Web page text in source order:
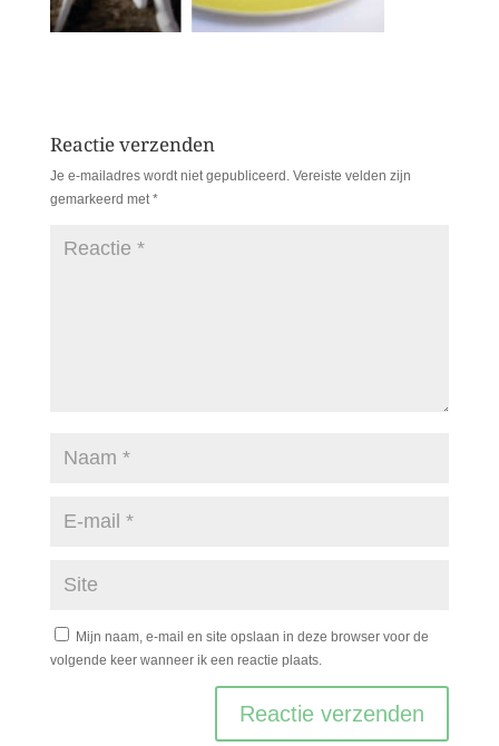
Reactie verzenden
Je e-mailadres wordt niet gepubliceerd. Vereiste velden zijn
gemarkeerd met*
Mijn naam, e-mail en site opslaan in deze browser voor de
volgende keer wanneer ik een reactie plaats.